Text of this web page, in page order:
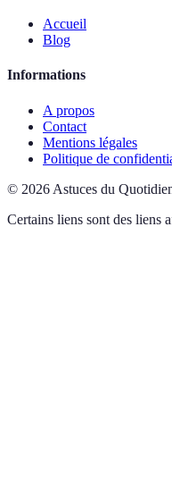
Accueil
Blog
Informations
A propos
Contact
Mentions légales
Politique de
© 2026 Astuces du
Certains liens sont des liens